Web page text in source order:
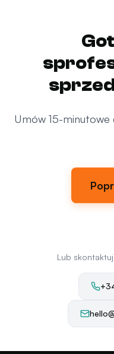
Umów 15-minutowe
Lub